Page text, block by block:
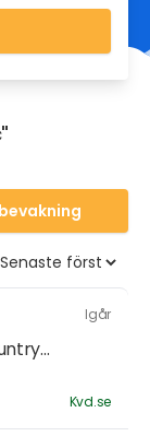
Igår
Kvd.se